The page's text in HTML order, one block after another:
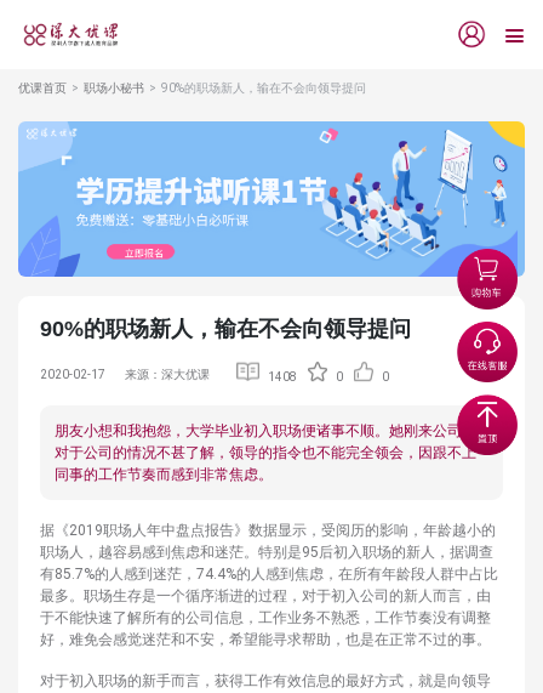
优课首页 职场小秘书 90%的职场新人，输在不会向领导提问
90%的职场新人，输在不会向领导提问
2020-02-17 来源：深大优课 1408 0 0
朋友小想和我抱怨，大学毕业初入职场便诸事不顺。她刚来公司，
对于公司的情况不甚了解，领导的指令也不能完全领会，因跟不上
同事的工作节奏而感到非常焦虑。
据《2019职场人年中盘点报告》数据显示，受阅历的影响，年龄越小的
职场人，越容易感到焦虑和迷茫。特别是95后初入职场的新人，据调查
有85.7%的人感到迷茫，74.4%的人感到焦虑，在所有年龄段人群中占比
最多。职场生存是一个循序渐进的过程，对于初入公司的新人而言，由
于不能快速了解所有的公司信息，工作业务不熟悉，工作节奏没有调整
好，难免会感觉迷茫和不安，希望能寻求帮助，也是在正常不过的事。
对于初入职场的新手而言，获得工作有效信息的最好方式，就是向领导